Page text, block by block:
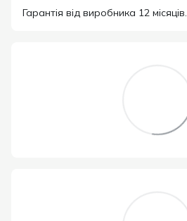
Гарантія від виробника 12 місяців.